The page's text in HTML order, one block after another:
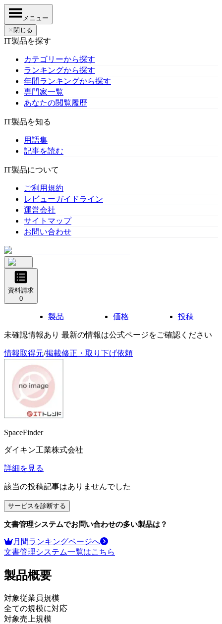
メニュー
✕ 閉じる
IT製品を探す
カテゴリーから探す
ランキングから探す
年間ランキングから探す
専門家一覧
あなたの閲覧履歴
IT製品を知る
用語集
記事を読む
IT製品について
ご利用規約
レビューガイドライン
運営会社
サイトマップ
お問い合わせ
資料請求
0
製品 価格 投稿
未確認情報あり 最新の情報は公式ページをご確認ください
情報取得元/掲載修正・取り下げ依頼
SpaceFinder
ダイキン工業株式会社
詳細を見る
該当の投稿記事はありませんでした
サービスを診断する
文書管理システムでお問い合わせの多い製品は？
月間ランキングページへ
文書管理システム一覧はこちら
製品概要
対象従業員規模
全ての規模に対応
対象売上規模